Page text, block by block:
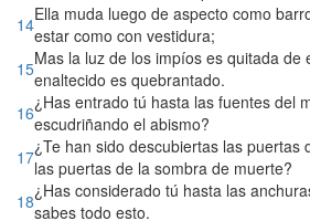
14Ella muda luego de aspecto como
estar como con vestidura;
15Mas la luz de los impíos es quitada de
enaltecido es quebrantado.
16¿Has entrado tú hasta las fuentes del
escudriñando el abismo?
17¿Te han sido descubiertas las puertas
las puertas de la sombra de muerte?
18¿Has considerado tú hasta las
sabes todo esto.